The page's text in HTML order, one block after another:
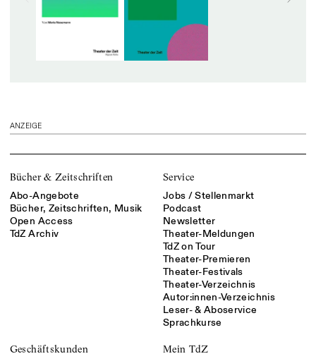
ANZEIGE
Bücher & Zeitschriften
Abo-Angebote
Bücher, Zeitschriften, Musik
Open Access
TdZ Archiv
Service
Jobs / Stellenmarkt
Podcast
Newsletter
Theater-Meldungen
TdZ on Tour
Theater-Premieren
Theater-Festivals
Theater-Verzeichnis
Autor:innen-Verzeichnis
Leser- & Aboservice
Sprachkurse
Geschäftskunden Mein TdZ